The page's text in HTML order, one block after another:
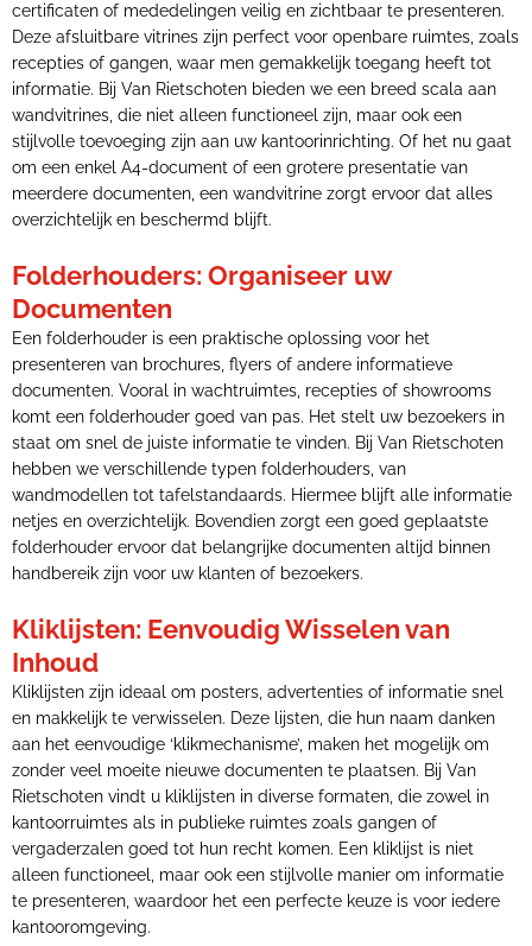
certificaten of mededelingen veilig en zichtbaar te presenteren.
Deze afsluitbare vitrines zijn perfect voor openbare ruimtes, zoals
recepties of gangen, waar men gemakkelijk toegang heeft tot
informatie. Bij Van Rietschoten bieden we een breed scala aan
wandvitrines, die niet alleen functioneel zijn, maar ook een
stijlvolle toevoeging zijn aan uw kantoorinrichting. Of het nu gaat
om een enkel A4-document of een grotere presentatie van
meerdere documenten, een wandvitrine zorgt ervoor dat alles
overzichtelijk en beschermd blijft.
Folderhouders: Organiseer uw
Documenten
Een folderhouder is een praktische oplossing voor het
presenteren van brochures, flyers of andere informatieve
documenten. Vooral in wachtruimtes, recepties of showrooms
komt een folderhouder goed van pas. Het stelt uw bezoekers in
staat om snel de juiste informatie te vinden. Bij Van Rietschoten
hebben we verschillende typen folderhouders, van
wandmodellen tot tafelstandaards. Hiermee blijft alle informatie
netjes en overzichtelijk. Bovendien zorgt een goed geplaatste
folderhouder ervoor dat belangrijke documenten altijd binnen
handbereik zijn voor uw klanten of bezoekers.
Kliklijsten: Eenvoudig Wisselen van
Inhoud
Kliklijsten zijn ideaal om posters, advertenties of informatie snel
en makkelijk te verwisselen. Deze lijsten, die hun naam danken
aan het eenvoudige ‘klikmechanisme’, maken het mogelijk om
zonder veel moeite nieuwe documenten te plaatsen. Bij Van
Rietschoten vindt u kliklijsten in diverse formaten, die zowel in
kantoorruimtes als in publieke ruimtes zoals gangen of
vergaderzalen goed tot hun recht komen. Een kliklijst is niet
alleen functioneel, maar ook een stijlvolle manier om informatie
te presenteren, waardoor het een perfecte keuze is voor iedere
kantooromgeving.